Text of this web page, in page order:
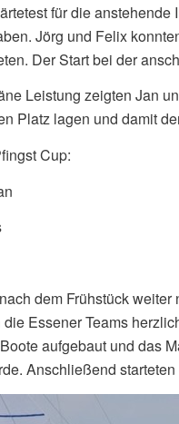
für die
Jörg und Felix
Der Start bei der
Leistung zeigten Jan
Platz lagen und damit
Cup:
dem Frühstück
Essener Teams
aufgebaut und das
Anschließend